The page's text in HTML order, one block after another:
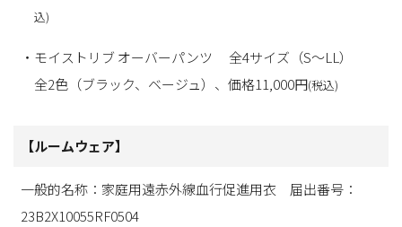
込)
・モイストリブ オーバーパンツ 全4サイズ（S～LL）
全2色（ブラック、ベージュ）、価格11,000円(税込)
【ルームウェア】
一般的名称：家庭用遠赤外線血行促進用衣 届出番号：
23B2X10055RF0504